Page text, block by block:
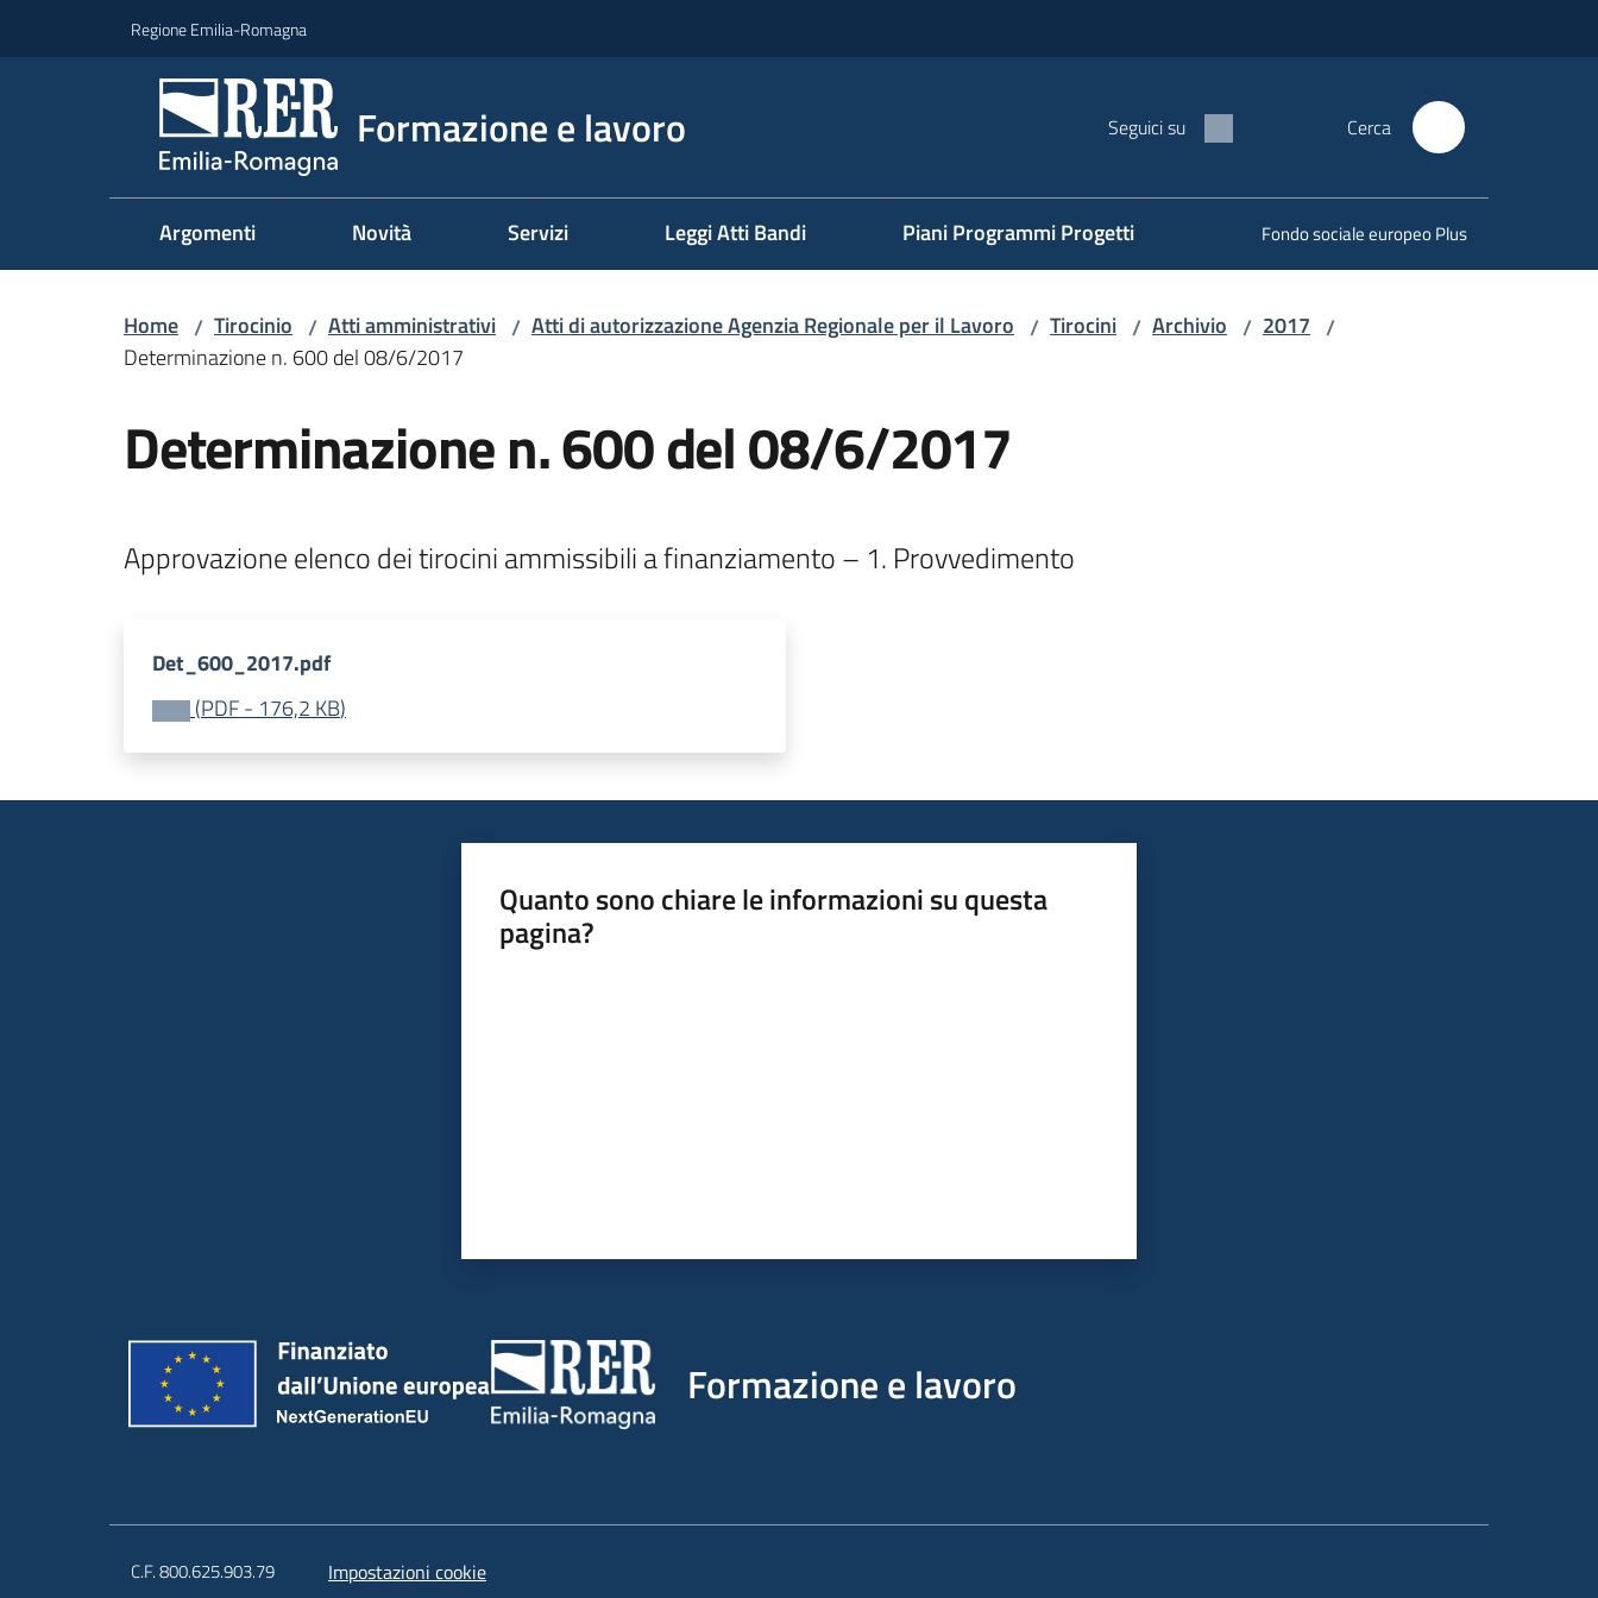
Regione Emilia-Romagna
Formazione e lavoro Seguici su Cerca
Argomenti Novità Servizi Leggi Atti Bandi Piani Programmi Progetti Fondo sociale europeo Plus
Home / Tirocinio / Atti amministrativi / Atti di autorizzazione Agenzia Regionale per il Lavoro / Tirocini / Archivio / 2017 /
Determinazione n. 600 del 08/6/2017
Determinazione n. 600 del 08/6/2017
Det_600_2017.pdf
(PDF- 176,2 KB)
Quanto sono chiare le informazioni su questa
pagina?
Formazione e lavoro
C.F. 800.625.903.79 Impostazioni cookie